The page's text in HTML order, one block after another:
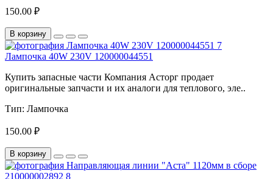
150.00 ₽
В корзину
Лампочка 40W 230V 120000044551
Купить запасные части Компания Асторг продает
оригинальные запчасти и их аналоги для теплового, эле..
Тип: Лампочка
150.00 ₽
В корзину